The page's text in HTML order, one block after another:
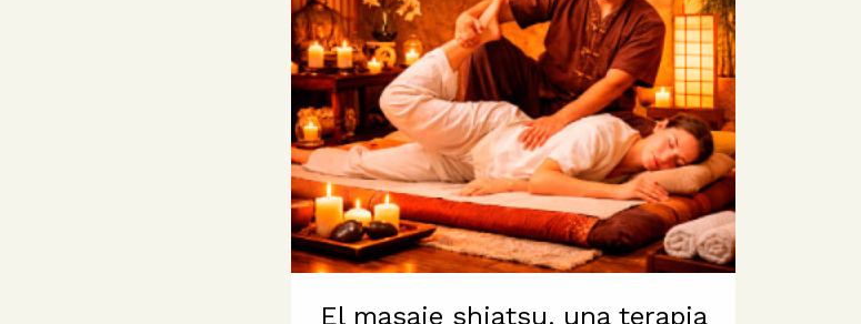
El masaje shiatsu, una terapia